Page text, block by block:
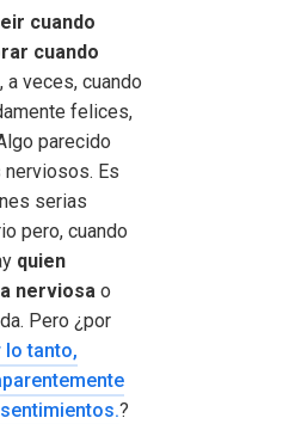
cuando
cuando
a veces, cuando
felices,
parecido
Es
serias
pero, cuando
quien
nerviosa o
Pero ¿por
lo tanto,
?